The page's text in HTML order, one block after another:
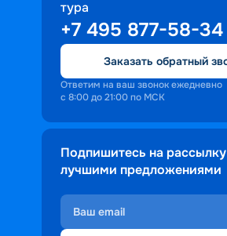
тура
+7 495 877-58-34
Заказать обратный
Ответим на ваш звонок ежедневно
с 8:00 до 21:00 по МСК
Подпишитесь на
лучшими предложениями